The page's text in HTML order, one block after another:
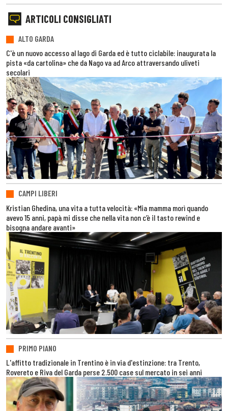
ARTICOLI CONSIGLIATI
ALTO GARDA
C'è un nuovo accesso al lago di Garda ed è tutto ciclabile: inaugurata la
pista «da cartolina» che da Nago va ad Arco attraversando uliveti
secolari
CAMPI LIBERI
Kristian Ghedina, una vita a tutta velocità: «Mia mamma morì quando
avevo 15 anni, papà mi disse che nella vita non c’è il tasto rewind e
bisogna andare avanti»
PRIMO PIANO
L'affitto tradizionale in Trentino è in via d'estinzione: tra Trento,
Rovereto e Riva del Garda perse 2.500 case sul mercato in sei anni